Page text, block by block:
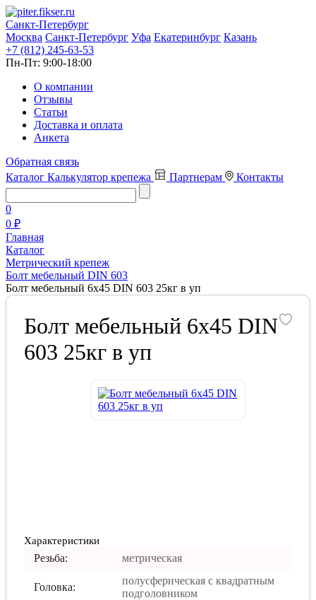
Санкт-Петербург
Москва Санкт-Петербург Уфа Екатеринбург Казань
+7 (812) 245-63-53
Пн-Пт: 9:00-18:00
О компании
Отзывы
Статьи
Доставка и оплата
Анкета
Обратная связь
Каталог Калькулятор крепежа Партнерам Контакты
0
0 ₽
Главная
Каталог
Метрический крепеж
Болт мебельный DIN 603
Болт мебельный 6х45 DIN 603 25кг в уп
Болт мебельный 6х45 DIN
603 25кг в уп
Характеристики
Резьба: метрическая
Головка:
полусферическая с квадратным
подголовником